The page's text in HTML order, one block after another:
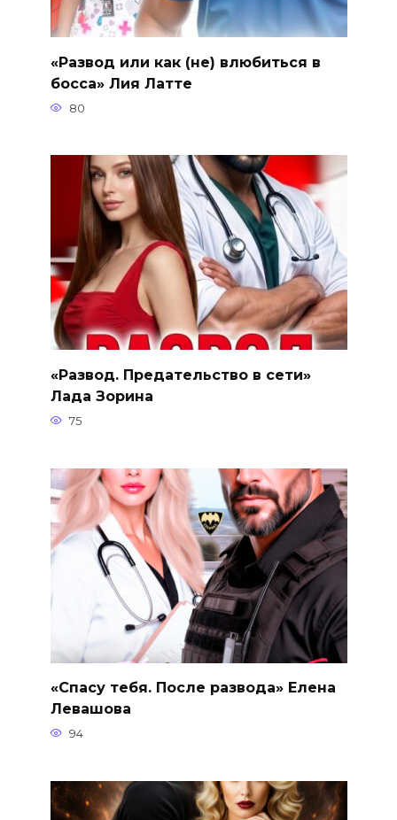
«Развод или как (не) влюбиться в
босса» Лия Латте
80
«Развод. Предательство в сети»
Лада Зорина
75
«Спасу тебя. После развода» Елена
Левашова
94